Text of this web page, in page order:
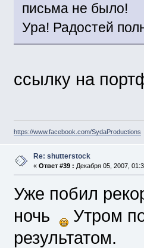
письма не было!
Ура! Радостей
ссылку на
https://www.facebook.com/SydaProductions
Re: shutterstock
« Ответ #39 : Декабря 05, 2007,
Уже побил
ночь
Утром
результатом.